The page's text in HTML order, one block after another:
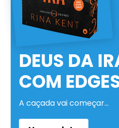
DEUS DA
COM
A caçada vai começar…